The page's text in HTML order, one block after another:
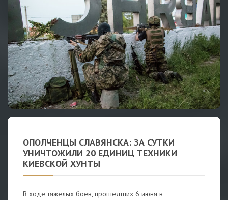
ОПОЛЧЕНЦЫ СЛАВЯНСКА: ЗА СУТКИ
УНИЧТОЖИЛИ 20 ЕДИНИЦ ТЕХНИКИ
КИЕВСКОЙ ХУНТЫ
В ходе тяжелых боев, прошедших 6 июня в